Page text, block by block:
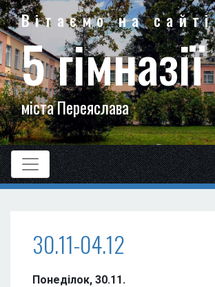
Вітаємо на сайті
5 гімназії
міста Переяслава
30.11-04.12
Понеділок, 30.11.